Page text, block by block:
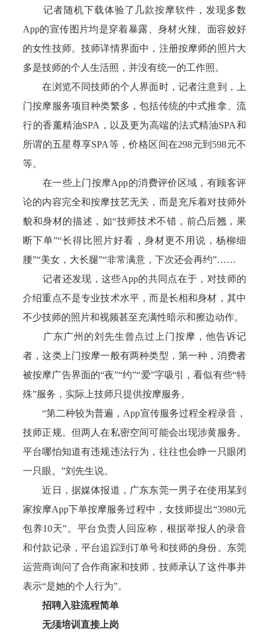
记者随机下载体验了几款按摩软件，发现多数
App的宣传图片均是穿着暴露、身材火辣、面容姣好
的女性技师。技师详情界面中，注册按摩师的照片大
多是技师的个人生活照，并没有统一的工作照。
在浏览不同技师的个人界面时，记者注意到，上
门按摩服务项目种类繁多，包括传统的中式推拿、流
行的香薰精油SPA，以及更为高端的法式精油SPA和
所谓的五星尊享SPA等，价格区间在298元到598元不
等。
在一些上门按摩App的消费评价区域，有顾客评
论的内容完全和按摩技艺无关，而是充斥着对技师外
貌和身材的描述，如“技师技术不错，前凸后翘，果
断下单”“长得比照片好看，身材更不用说，杨柳细
腰”“美女，大长腿”“非常满意，下次还会再约”……
记者还发现，这些App的共同点在于，对技师的
介绍重点不是专业技术水平，而是长相和身材，其中
不少技师的照片和视频甚至充满性暗示和擦边动作。
广东广州的刘先生曾点过上门按摩，他告诉记
者，这类上门按摩一般有两种类型，第一种，消费者
被按摩广告界面的“夜”“约”“爱”字吸引，看似有些“特
殊”服务，实际上技师只提供按摩服务。
“第二种较为普遍，App宣传服务过程全程录音，
技师正规。但两人在私密空间可能会出现涉黄服务。
平台哪怕知道有违规违法行为，往往也会睁一只眼闭
一只眼。”刘先生说。
近日，据媒体报道，广东东莞一男子在使用某到
家按摩App下单按摩服务过程中，女技师提出“3980元
包养10天”。平台负责人回应称，根据举报人的录音
和付款记录，平台追踪到订单号和技师的身份。东莞
运营商询问了合作商家和技师，技师承认了这件事并
表示“是她的个人行为”。
招聘入驻流程简单
无须培训直接上岗